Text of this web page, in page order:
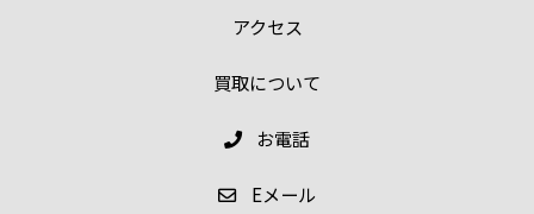
アクセス
買取について
お電話
Eメール